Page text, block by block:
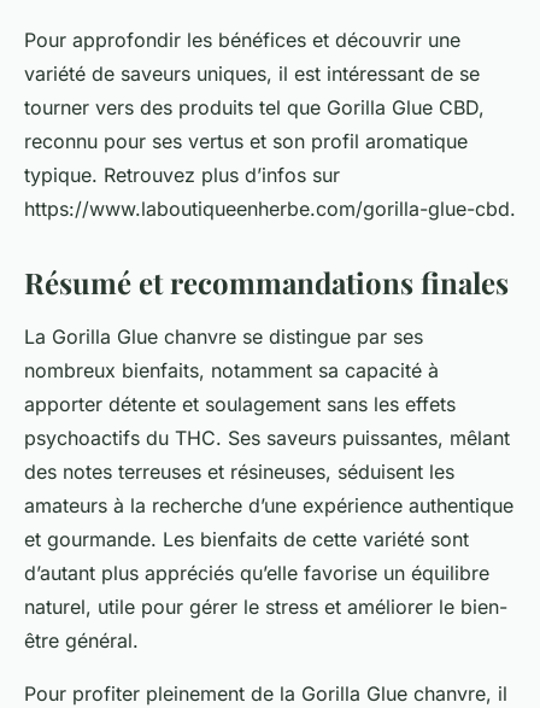
Pour approfondir les bénéfices et découvrir une
variété de saveurs uniques, il est intéressant de se
tourner vers des produits tel que Gorilla Glue CBD,
reconnu pour ses vertus et son profil aromatique
typique. Retrouvez plus d’infos sur
https://www.laboutiqueenherbe.com/gorilla-glue-cbd.
Résumé et recommandations finales
La Gorilla Glue chanvre se distingue par ses
nombreux bienfaits, notamment sa capacité à
apporter détente et soulagement sans les effets
psychoactifs du THC. Ses saveurs puissantes, mêlant
des notes terreuses et résineuses, séduisent les
amateurs à la recherche d’une expérience authentique
et gourmande. Les bienfaits de cette variété sont
d’autant plus appréciés qu’elle favorise un équilibre
naturel, utile pour gérer le stress et améliorer le bien-
être général.
Pour profiter pleinement de la Gorilla Glue chanvre, il